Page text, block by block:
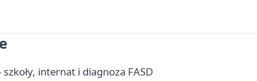
internat i diagnoza FASD